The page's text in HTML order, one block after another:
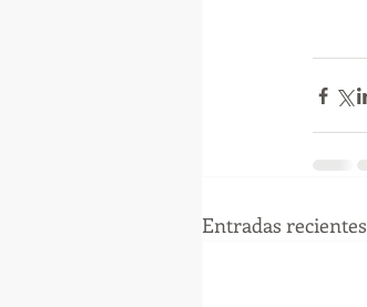
Entradas recientes